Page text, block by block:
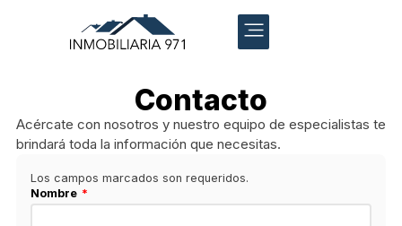
Contacto
Acércate con nosotros y nuestro equipo de especialistas te
brindará toda la información que necesitas.
Los campos marcados son requeridos.
Nombre